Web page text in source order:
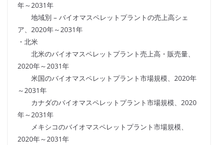
年～2031年
地域別 – バイオマスペレットプラントの売上高シェ
ア、2020年～2031年
・北米
北米のバイオマスペレットプラント売上高・販売量、
2020年～2031年
米国のバイオマスペレットプラント市場規模、2020年
～2031年
カナダのバイオマスペレットプラント市場規模、2020
年～2031年
メキシコのバイオマスペレットプラント市場規模、
2020年～2031年